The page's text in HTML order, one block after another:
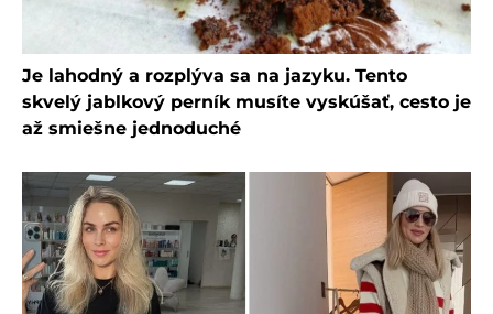
Je lahodný a rozplýva sa na jazyku. Tento
skvelý jablkový perník musíte vyskúšať, cesto je
až smiešne jednoduché